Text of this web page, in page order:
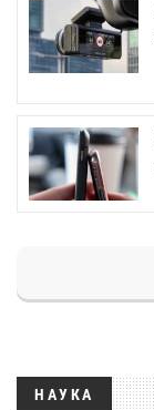
НАУКА